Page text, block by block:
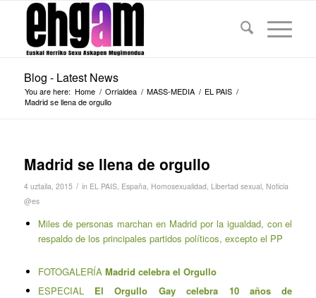
Blog - Latest News
You are here: Home / Orrialdea / MASS-MEDIA / EL PAIS /
Madrid se llena de orgullo
Madrid se llena de orgullo
4 uztaila, 2015 / in EL PAIS, España, Homosexualidad, Libertad sexual, Noticia
@es
Miles de personas marchan en Madrid por la igualdad, con el
respaldo de los principales partidos políticos, excepto el PP
FOTOGALERÍA Madrid celebra el Orgullo
ESPECIAL
El Orgullo Gay celebra 10 años de